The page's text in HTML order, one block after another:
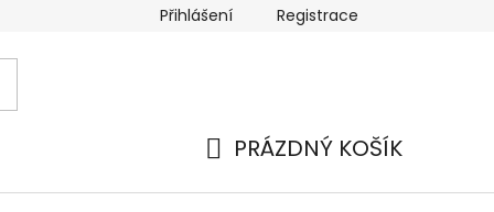
Výměna, vrácení a reklamace zboží
Přihlášení Registrace
PRÁZDNÝ KOŠÍK